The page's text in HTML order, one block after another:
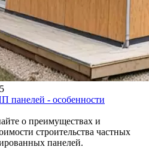
панелей - особенности
о преимуществах и
строительства частных
панелей.